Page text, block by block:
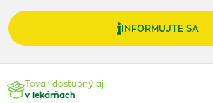
INFORMUJTE SA
Tovar dostupný aj
v lekárňach